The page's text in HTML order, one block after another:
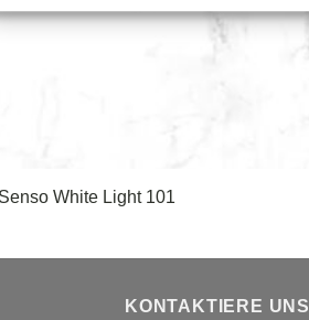
Senso White Light 101
KONTAKTIERE UNS